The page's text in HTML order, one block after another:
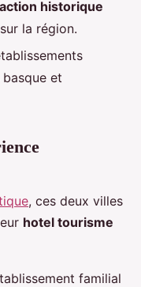
historique
la région.
et
, ces deux villes
hotel tourisme
familial